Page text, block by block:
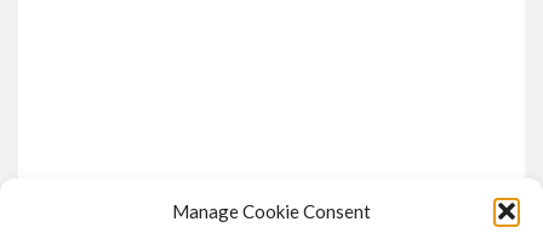
Manage Cookie Consent